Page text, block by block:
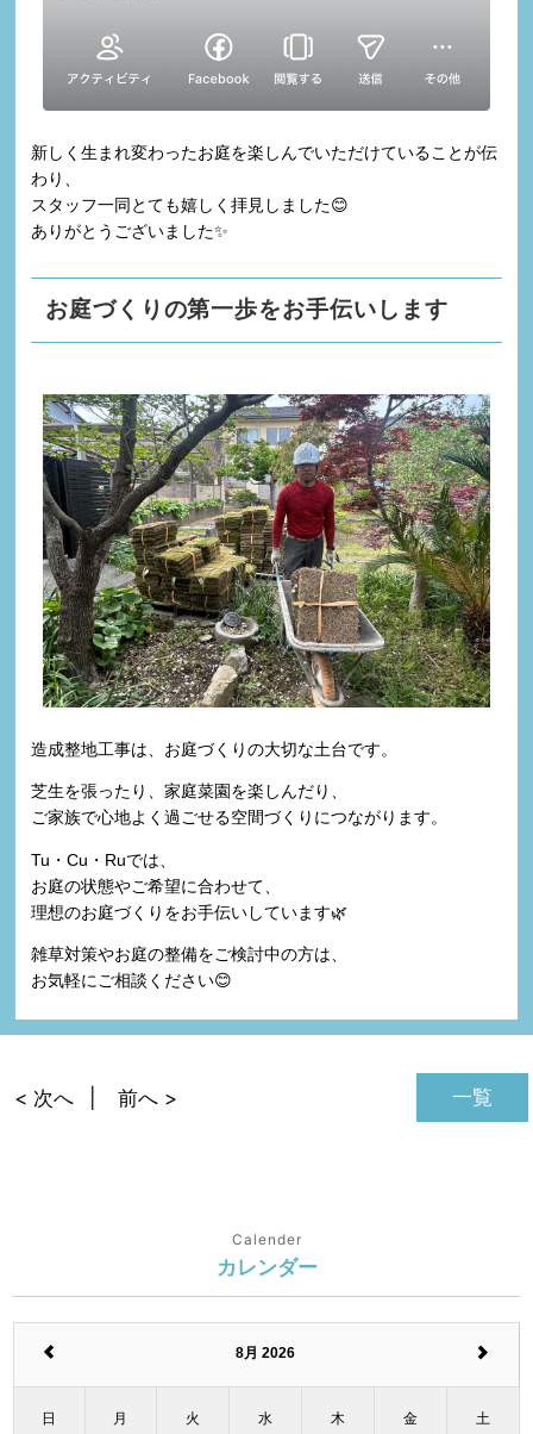
新しく生まれ変わったお庭を楽しんでいただけていることが伝
わり、
スタッフ一同とても嬉しく拝見しました😊
ありがとうございました✨
お庭づくりの第一歩をお手伝いします
造成整地工事は、お庭づくりの大切な土台です。
芝生を張ったり、家庭菜園を楽しんだり、
ご家族で心地よく過ごせる空間づくりにつながります。
Tu・Cu・Ruでは、
お庭の状態やご希望に合わせて、
理想のお庭づくりをお手伝いしています🌿
雑草対策やお庭の整備をご検討中の方は、
お気軽にご相談ください😊
一覧
< 次へ 前へ >
Calender
カレンダー
8月 2026
日 月 火 水 木 金 土